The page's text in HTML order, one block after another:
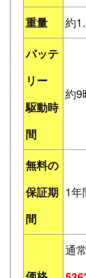
重量
約
バッテ
リー
駆動時
間
約9
無料の
保証期
間
1年
通